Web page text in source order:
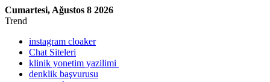
Cumartesi, Ağustos 8 2026
Trend
instagram cloaker
Chat Siteleri
klinik yonetim yazilimi
denklik başvurusu